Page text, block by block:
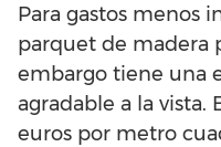
Para gastos menos
parquet de madera
embargo tiene una
agradable a la vista.
euros por metro